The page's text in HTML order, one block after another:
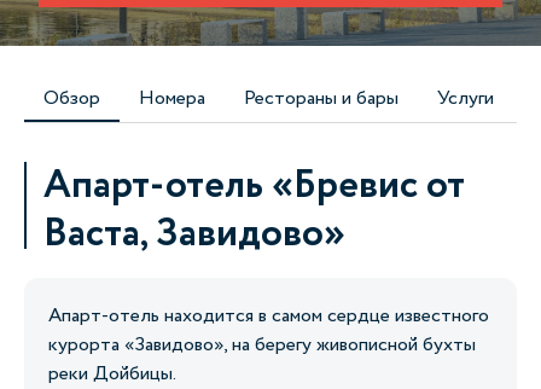
Обзор Номера Рестораны и бары Услуги
Апарт-отель «Бревис от
Васта, Завидово»
Апарт-отель находится в самом сердце известного
курорта «Завидово», на берегу живописной бухты
реки Дойбицы.